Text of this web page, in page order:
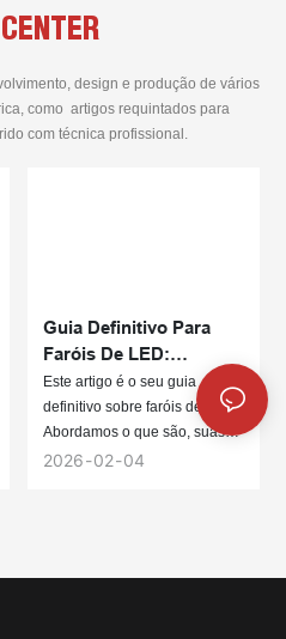
CENTER
design e produção de vários
como artigos requintados para
com técnica profissional.
Guia Definitivo Para
Faróis De LED:
Principais Vantagens,
Como Escolher E
Instalação.
Este artigo é o seu guia
definitivo sobre faróis de LED.
Abordamos o que são, suas
principais vantagens e como
2026 02 04